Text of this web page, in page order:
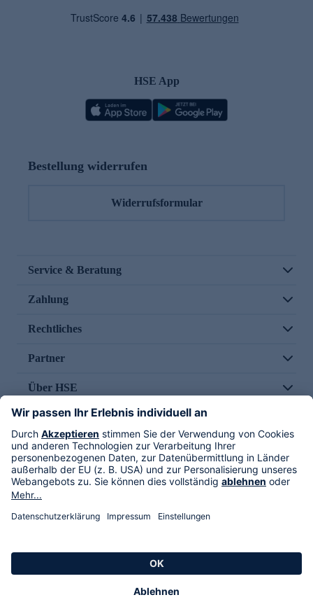
HSE App
Bestellung widerrufen
Widerrufsformular
Service & Beratung
Zahlung
Rechtliches
Partner
Über HSE
Im TV
HSE International